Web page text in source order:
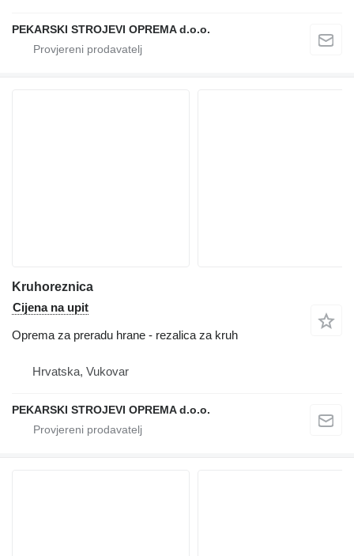
PEKARSKI STROJEVI OPREMA d.o.o.
Kruhoreznica
Cijena na upit
Oprema za preradu hrane - rezalica za kruh
Hrvatska, Vukovar
PEKARSKI STROJEVI OPREMA d.o.o.